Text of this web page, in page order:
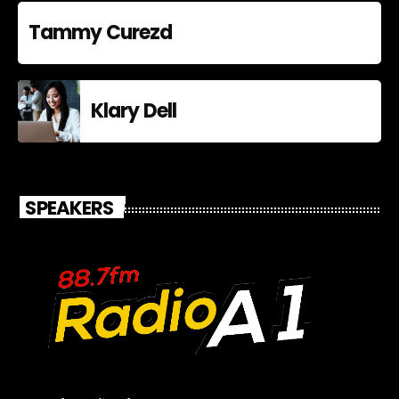
Tammy Curezd
Klary Dell
SPEAKERS